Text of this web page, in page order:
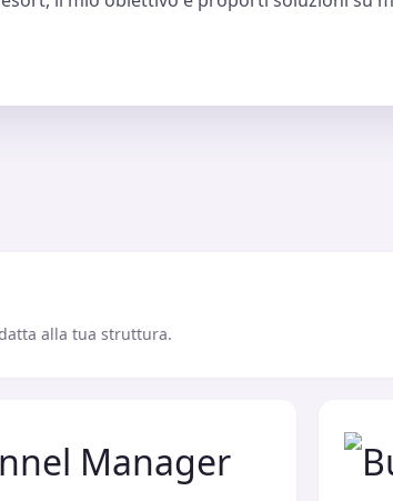
alla tua struttura.